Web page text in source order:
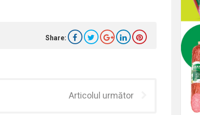
Share:
Articolul următor